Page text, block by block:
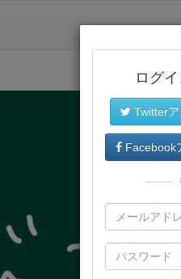
ログ
Twitter
Facebook